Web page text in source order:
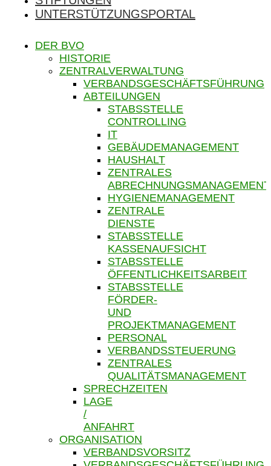
UNTERSTÜTZUNGSPORTAL
DER BVO
HISTORIE
ZENTRALVERWALTUNG
VERBANDSGESCHÄFTSFÜHRUNG
ABTEILUNGEN
STABSSTELLE
CONTROLLING
IT
GEBÄUDEMANAGEMENT
HAUSHALT
ZENTRALES
ABRECHNUNGSMANAGEMENT
HYGIENEMANAGEMENT
ZENTRALE
DIENSTE
STABSSTELLE
KASSENAUFSICHT
STABSSTELLE
ÖFFENTLICHKEITSARBEIT
STABSSTELLE
FÖRDER-
UND
PROJEKTMANAGEMENT
PERSONAL
VERBANDSSTEUERUNG
ZENTRALES
QUALITÄTSMANAGEMENT
SPRECHZEITEN
LAGE
/
ANFAHRT
ORGANISATION
VERBANDSVORSITZ